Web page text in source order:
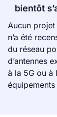
bientôt
Aucun projet
n’a été
du réseau
d’antennes
à la 5G ou à